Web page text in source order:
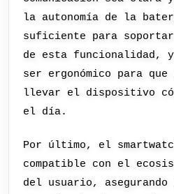
la autonomía de la
suficiente para
de esta funcionalidad,
ser ergonómico para
llevar el dispositivo
el día.
Por último, el
compatible con el
del usuario, asegurando